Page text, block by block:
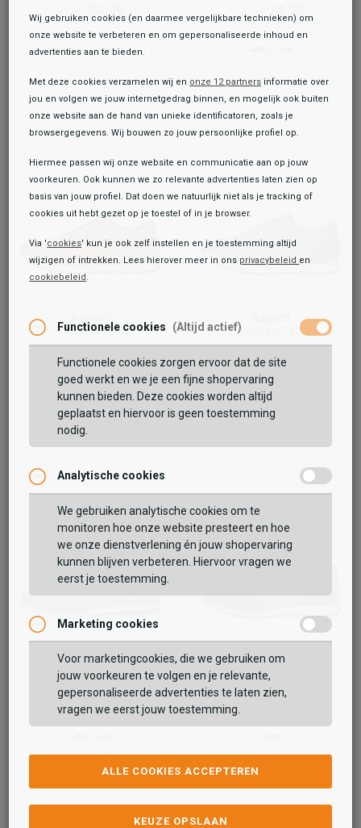
74,99
Sneakers Laag
99,99
Sneakers Laag
99,99
79,99
Bugatti
Simone Comfort
99,99 84,99
Bugatti
Cirino
109,99 89,99
Wij gebruiken cookies (en daarmee vergelijkbare technieken) om
onze website te verbeteren en om gepersonaliseerde inhoud en
advertenties aan te bieden.
Met deze cookies verzamelen wij en onze 12 partners informatie over
jou en volgen we jouw internetgedrag binnen, en mogelijk ook buiten
onze website aan de hand van unieke identificatoren, zoals je
browsergegevens. Wij bouwen zo jouw persoonlijke profiel op.
Hiermee passen wij onze website en communicatie aan op jouw
voorkeuren. Ook kunnen we zo relevante advertenties laten zien op
basis van jouw profiel. Dat doen we natuurlijk niet als je tracking of
cookies uit hebt gezet op je toestel of in je browser.
Via 'cookies' kun je ook zelf instellen en je toestemming altijd
wijzigen of intrekken. Lees hierover meer in ons privacybeleid en
cookiebeleid.
Functionele cookies (Altijd actief)
Functionele cookies zorgen ervoor dat de site
goed werkt en we je een fijne shopervaring
kunnen bieden. Deze cookies worden altijd
geplaatst en hiervoor is geen toestemming
nodig.
Analytische cookies
We gebruiken analytische cookies om te
monitoren hoe onze website presteert en hoe
we onze dienstverlening én jouw shopervaring
kunnen blijven verbeteren. Hiervoor vragen we
eerst je toestemming.
Marketing cookies
Voor marketingcookies, die we gebruiken om
jouw voorkeuren te volgen en je relevante,
gepersonaliseerde advertenties te laten zien,
vragen we eerst jouw toestemming.
ALLE COOKIES ACCEPTEREN
KEUZE OPSLAAN